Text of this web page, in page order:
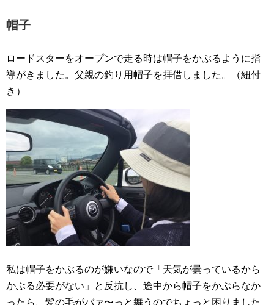
帽子
ロードスターをオープンで走る時は帽子をかぶるように指
導がきました。父親の釣り用帽子を拝借しました。（紐付
き）
私は帽子をかぶるのが嫌いなので「天気が曇っているから
かぶる必要がない」と反抗し、途中から帽子をかぶらなか
ったら、髪の毛がバァ〜っと舞うのでちょっと困りました